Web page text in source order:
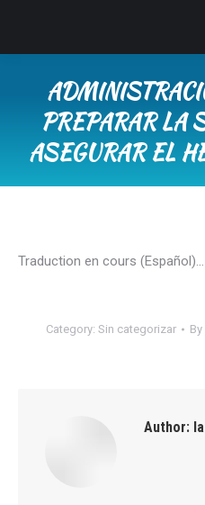
PREPARAR LA
ASEGURAR EL
Traduction en cours (Español)…
Category: Sin categorizar By
Author: